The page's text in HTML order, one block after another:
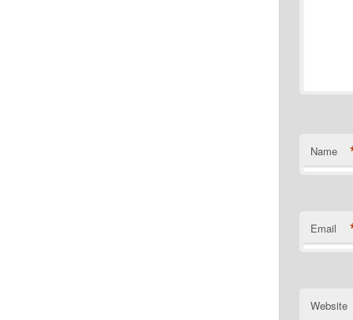
Name
Email
Website